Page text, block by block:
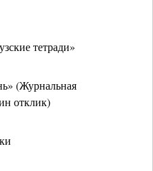
тетради»
(Журнальная
отклик)